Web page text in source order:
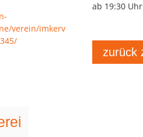
verein/imkerv
ab 19:30
zurück